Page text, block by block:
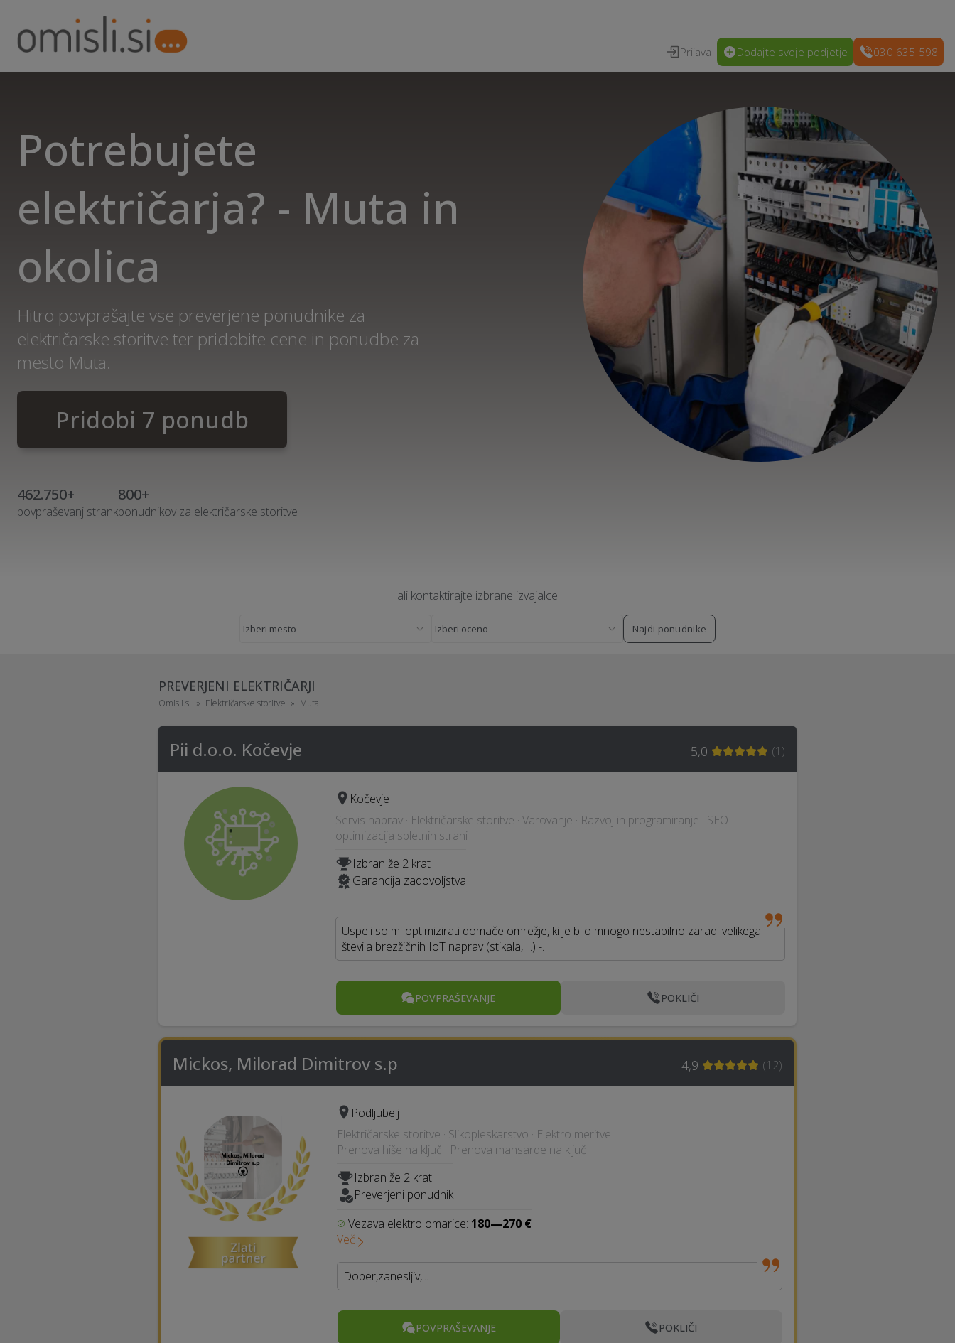
Prijava Dodajte svoje podjetje 030 635 598
Potrebujete
električarja? - Muta in
okolica
Hitro povprašajte vse preverjene ponudnike za
električarske storitve ter pridobite cene in ponudbe za
mesto Muta.
Pridobi 7 ponudb
462.750+
povpraševanj strank
800+
ponudnikov za električarske storitve
ali kontaktirajte izbrane izvajalce
Najdi ponudnike
PREVERJENI ELEKTRIČARJI
Omisli.si Električarske storitve Muta
Pii d.o.o. Kočevje 5,0 (1 )
Kočevje
Servis naprav · Električarske storitve · Varovanje · Razvoj in programiranje · SEO
optimizacija spletnih strani
Izbran že 2 krat
Garancija zadovoljstva
Uspeli so mi optimizirati domače omrežje, ki je bilo mnogo nestabilno zaradi velikega
števila brezžičnih IoT naprav (stikala, ...) -…
POVPRAŠEVANJE POKLIČI
Mickos, Milorad Dimitrov s.p 4,9 (12)
Podljubelj
Električarske storitve · Slikopleskarstvo · Elektro meritve ·
Prenova hiše na ključ · Prenova mansarde na ključ
Izbran že 2 krat
Preverjeni ponudnik
Vezava elektro omarice: 180—270 €
Več
Dober,zanesljiv,...
POVPRAŠEVANJE POKLIČI